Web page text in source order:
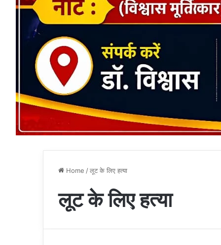
Home /लूट के लिए हत्या
लूट के लिए हत्या